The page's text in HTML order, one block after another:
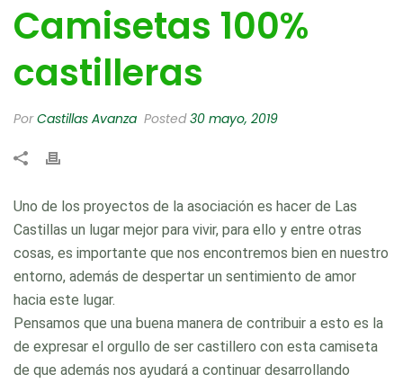
Camisetas 100%
castilleras
PorCastillas Avanza Posted30 mayo, 2019
Uno de los proyectos de la asociación es hacer de Las
Castillas un lugar mejor para vivir, para ello y entre otras
cosas, es importante que nos encontremos bien en nuestro
entorno, además de despertar un sentimiento de amor
hacia este lugar.
Pensamos que una buena manera de contribuir a esto es la
de expresar el orgullo de ser castillero con esta camiseta
de que además nos ayudará a continuar desarrollando